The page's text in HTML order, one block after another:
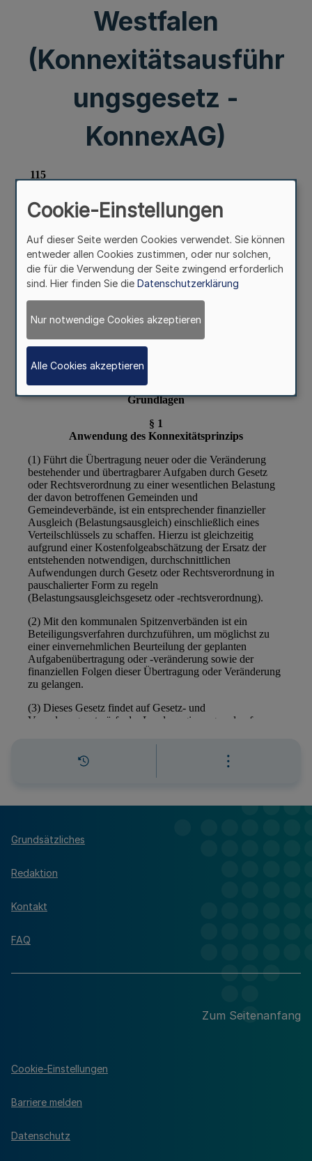
Westfalen
(Konnexitätsausführ
ungsgesetz -
KonnexAG)
Grundsätzliches
Redaktion
Kontakt
FAQ
Zum Seitenanfang
Cookie-Einstellungen
Barriere melden
Datenschutz
Cookie-Einstellungen
Auf dieser Seite werden Cookies verwendet. Sie können
entweder allen Cookies zustimmen, oder nur solchen,
die für die Verwendung der Seite zwingend erforderlich
sind. Hier finden Sie die Datenschutzerklärung
Nur notwendige Cookies akzeptieren
Alle Cookies akzeptieren